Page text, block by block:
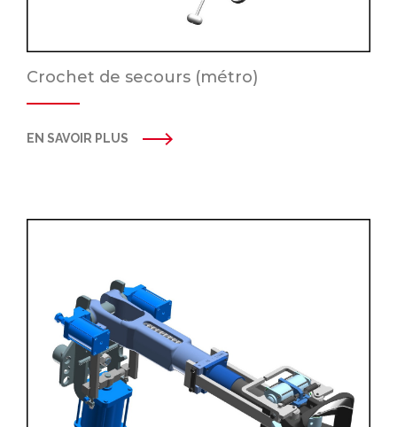
Crochet de secours (métro)
EN SAVOIR PLUS